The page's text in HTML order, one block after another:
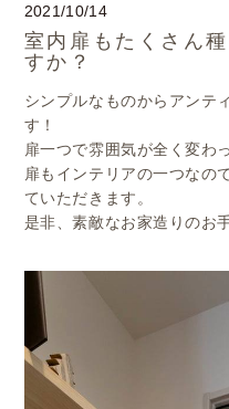
2021/10/14
室内扉もたくさん
すか？
シンプルなものからアンテ
す！
扉一つで雰囲気が全く変わ
扉もインテリアの一つなの
ていただきます。
是非、素敵なお家造りのお